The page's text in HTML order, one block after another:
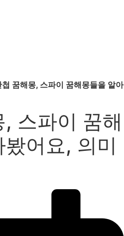
첩 꿈해몽, 스파이 꿈해몽들을 알아
스파이 꿈해
어요, 의미